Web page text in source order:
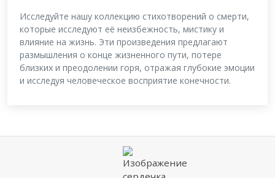
Исследуйте нашу коллекцию стихотворений о смерти,
которые исследуют её неизбежность, мистику и
влияние на жизнь. Эти произведения предлагают
размышления о конце жизненного пути, потере
близких и преодолении горя, отражая глубокие эмоции
и исследуя человеческое восприятие конечности.